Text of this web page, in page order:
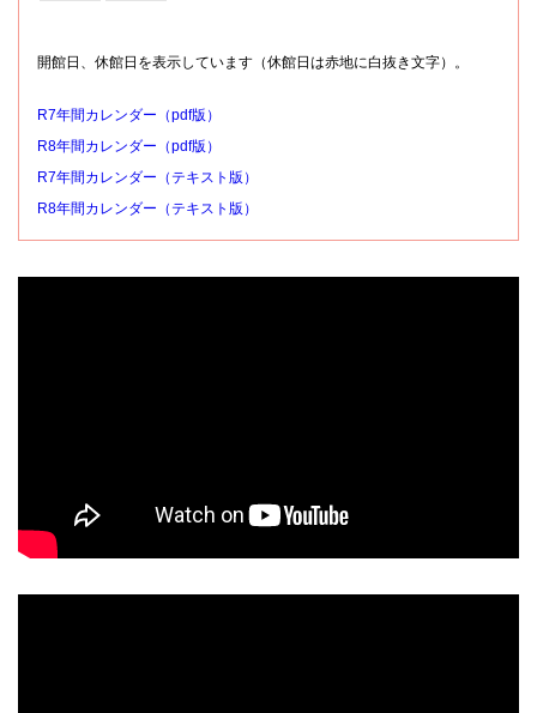
開館日、休館日を表示しています（休館日は赤地に白抜き文字）。
R7年間カレンダー（pdf版）
R8年間カレンダー（pdf版）
R7年間カレンダー（テキスト版）
R8年間カレンダー（テキスト版）